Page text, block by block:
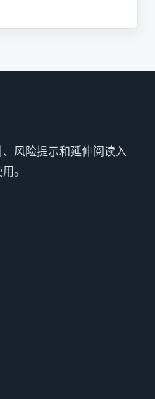
风险提示和延伸阅读入
。